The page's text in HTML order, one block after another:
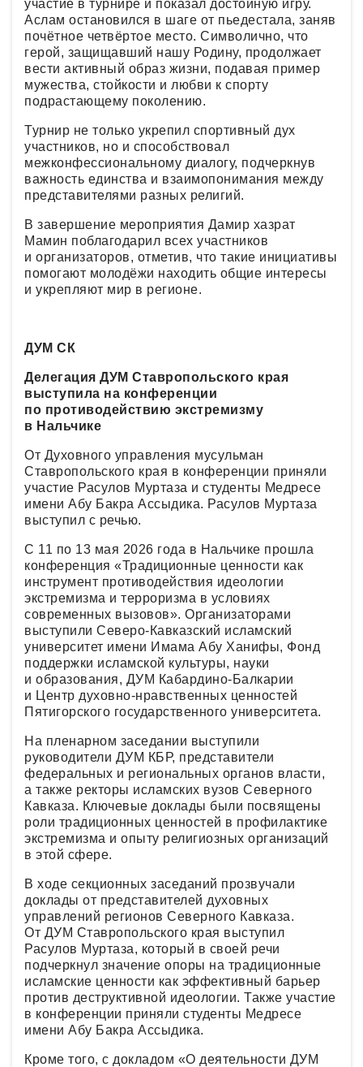
участие в турнире и показал достойную игру.
Аслам остановился в шаге от пьедестала, заняв
почётное четвёртое место. Символично, что
герой, защищавший нашу Родину, продолжает
вести активный образ жизни, подавая пример
мужества, стойкости и любви к спорту
подрастающему поколению.
Турнир не только укрепил спортивный дух
участников, но и способствовал
межконфессиональному диалогу, подчеркнув
важность единства и взаимопонимания между
представителями разных религий.
В завершение мероприятия Дамир хазрат
Мамин поблагодарил всех участников
и организаторов, отметив, что такие инициативы
помогают молодёжи находить общие интересы
и укрепляют мир в регионе.
ДУМ СК
Делегация ДУМ Ставропольского края
выступила на конференции
по противодействию экстремизму
в Нальчике
От Духовного управления мусульман
Ставропольского края в конференции приняли
участие Расулов Муртаза и студенты Медресе
имени Абу Бакра Ассыдика. Расулов Муртаза
выступил с речью.
С 11 по 13 мая 2026 года в Нальчике прошла
конференция «Традиционные ценности как
инструмент противодействия идеологии
экстремизма и терроризма в условиях
современных вызовов». Организаторами
выступили Северо-Кавказский исламский
университет имени Имама Абу Ханифы, Фонд
поддержки исламской культуры, науки
и образования, ДУМ Кабардино-Балкарии
и Центр духовно-нравственных ценностей
Пятигорского государственного университета.
На пленарном заседании выступили
руководители ДУМ КБР, представители
федеральных и региональных органов власти,
а также ректоры исламских вузов Северного
Кавказа. Ключевые доклады были посвящены
роли традиционных ценностей в профилактике
экстремизма и опыту религиозных организаций
в этой сфере.
В ходе секционных заседаний прозвучали
доклады от представителей духовных
управлений регионов Северного Кавказа.
От ДУМ Ставропольского края выступил
Расулов Муртаза, который в своей речи
подчеркнул значение опоры на традиционные
исламские ценности как эффективный барьер
против деструктивной идеологии. Также участие
в конференции приняли студенты Медресе
имени Абу Бакра Ассыдика.
Кроме того, с докладом «О деятельности ДУМ